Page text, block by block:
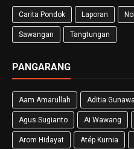
Carita Pondok Laporan
Sawangan Tangtungan
PANGARANG
Aam Amarullah Aditia
Agus Sugianto Ai Wawang
Arom Hidayat Atép Kurnia